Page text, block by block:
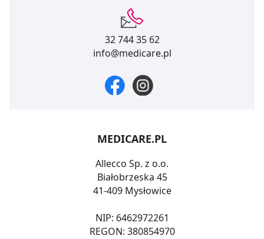
32 744 35 62
info@medicare.pl
MEDICARE.PL
Allecco Sp. z o.o.
Białobrzeska 45
41-409 Mysłowice
NIP: 6462972261
REGON: 380854970